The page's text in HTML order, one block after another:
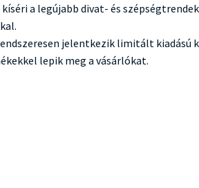
a legújabb divat- és
jelentkezik limitált kiadású
lepik meg a vásárlókat.